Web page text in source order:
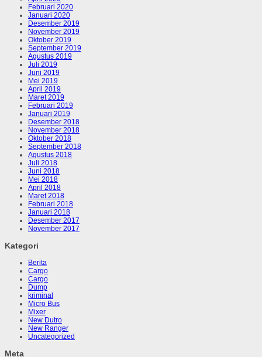
Februari 2020
Januari 2020
Desember 2019
November 2019
Oktober 2019
September 2019
Agustus 2019
Juli 2019
Juni 2019
Mei 2019
April 2019
Maret 2019
Februari 2019
Januari 2019
Desember 2018
November 2018
Oktober 2018
September 2018
Agustus 2018
Juli 2018
Juni 2018
Mei 2018
April 2018
Maret 2018
Februari 2018
Januari 2018
Desember 2017
November 2017
Kategori
Berita
Cargo
Cargo
Dump
kriminal
Micro Bus
Mixer
New Dutro
New Ranger
Uncategorized
Meta